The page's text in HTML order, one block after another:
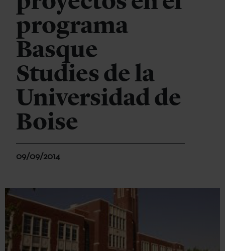
programa
Basque
Studies de la
Universidad de
Boise
09/09/2014